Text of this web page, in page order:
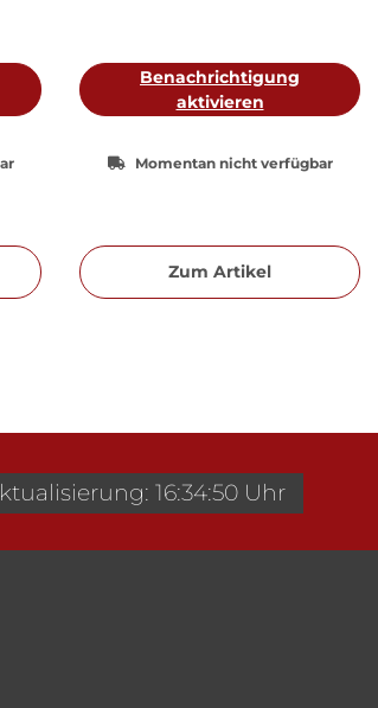
Benachrichtigung
aktivieren
Momentan nicht verfügbar
Zum Artikel
16:34:50 Uhr